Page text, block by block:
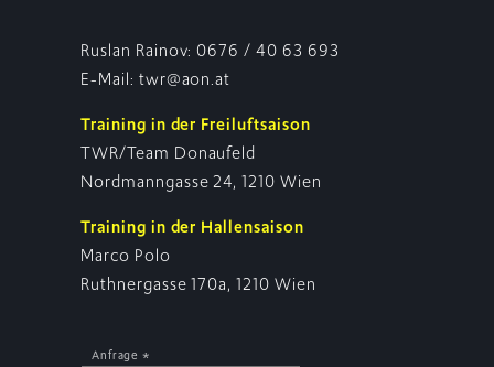
Ruslan Rainov: 0676 / 40 63 693
E-Mail: twr@aon.at
Training in der Freiluftsaison
TWR/Team Donaufeld
Nordmanngasse 24, 1210 Wien
Training in der Hallensaison
Marco Polo
Ruthnergasse 170a, 1210 Wien
Anfrage *